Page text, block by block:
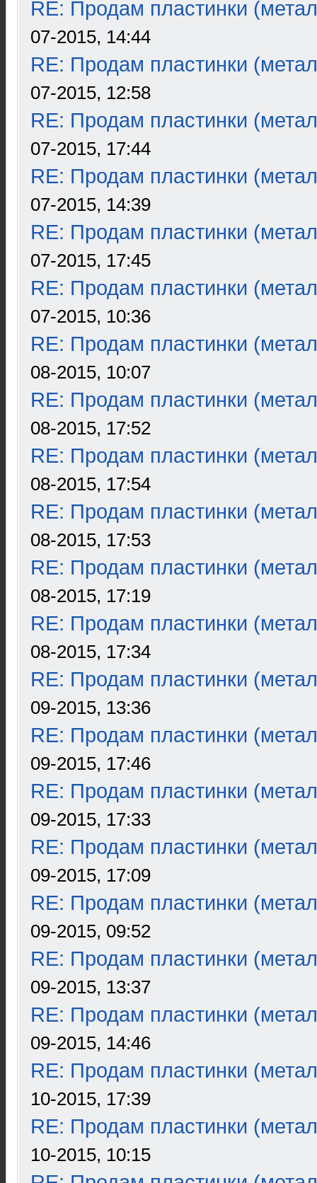
RE: Продам пластинки
07-2015, 14:44
RE: Продам пластинки
07-2015, 12:58
RE: Продам пластинки
07-2015, 17:44
RE: Продам пластинки
07-2015, 14:39
RE: Продам пластинки
07-2015, 17:45
RE: Продам пластинки
07-2015, 10:36
RE: Продам пластинки
08-2015, 10:07
RE: Продам пластинки
08-2015, 17:52
RE: Продам пластинки
08-2015, 17:54
RE: Продам пластинки
08-2015, 17:53
RE: Продам пластинки
08-2015, 17:19
RE: Продам пластинки
08-2015, 17:34
RE: Продам пластинки
09-2015, 13:36
RE: Продам пластинки
09-2015, 17:46
RE: Продам пластинки
09-2015, 17:33
RE: Продам пластинки
09-2015, 17:09
RE: Продам пластинки
09-2015, 09:52
RE: Продам пластинки
09-2015, 13:37
RE: Продам пластинки
09-2015, 14:46
RE: Продам пластинки
10-2015, 17:39
RE: Продам пластинки
10-2015, 10:15